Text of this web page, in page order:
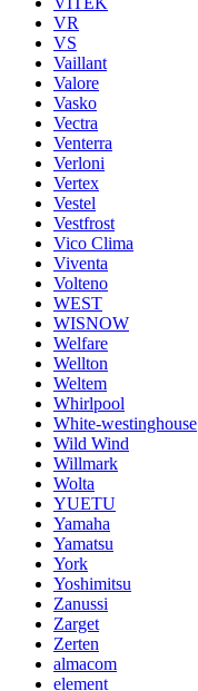
VR
VS
Vaillant
Valore
Vasko
Vectra
Venterra
Verloni
Vertex
Vestel
Vestfrost
Vico Clima
Viventa
Volteno
WEST
WISNOW
Welfare
Wellton
Weltem
Whirlpool
White-westinghouse
Wild Wind
Willmark
Wolta
YUETU
Yamaha
Yamatsu
York
Yoshimitsu
Zanussi
Zarget
Zerten
almacom
element